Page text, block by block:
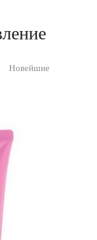
Новейшие